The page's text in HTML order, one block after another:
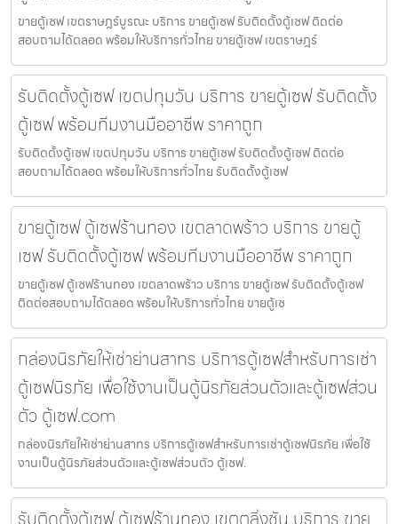
ขายตู้เซฟ เขตราษฎร์บูรณะ บริการ ขายตู้เซฟ รับติดตั้งตู้เซฟ ติดต่อ
สอบถามได้ตลอด พร้อมให้บริการทั่วไทย ขายตู้เซฟ เขตราษฎร์
รับติดตั้งตู้เซฟ เขตปทุมวัน บริการ ขายตู้เซฟ รับติดตั้ง
ตู้เซฟ พร้อมทีมงานมืออาชีพ ราคาถูก
รับติดตั้งตู้เซฟ เขตปทุมวัน บริการ ขายตู้เซฟ รับติดตั้งตู้เซฟ ติดต่อ
สอบถามได้ตลอด พร้อมให้บริการทั่วไทย รับติดตั้งตู้เซฟ
ขายตู้เซฟ ตู้เซฟร้านทอง เขตลาดพร้าว บริการ ขายตู้
เซฟ รับติดตั้งตู้เซฟ พร้อมทีมงานมืออาชีพ ราคาถูก
ขายตู้เซฟ ตู้เซฟร้านทอง เขตลาดพร้าว บริการ ขายตู้เซฟ รับติดตั้งตู้เซฟ
ติดต่อสอบถามได้ตลอด พร้อมให้บริการทั่วไทย ขายตู้เซ
กล่องนิรภัยให้เช่าย่านสาทร บริการตู้เซฟสำหรับการเช่า
ตู้เซฟนิรภัย เพื่อใช้งานเป็นตู้นิรภัยส่วนตัวและตู้เซฟส่วน
ตัว ตู้เซฟ.com
กล่องนิรภัยให้เช่าย่านสาทร บริการตู้เซฟสำหรับการเช่าตู้เซฟนิรภัย เพื่อใช้
งานเป็นตู้นิรภัยส่วนตัวและตู้เซฟส่วนตัว ตู้เซฟ.